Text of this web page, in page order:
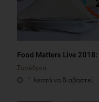
Food Matters Live
Συνέδρια
1 λεπτό να διαβαστεί